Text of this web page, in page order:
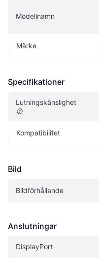
Modellnamn
Märke
Specifikationer
Lutningskänslighet
Kompatibilitet
Bild
Bildförhållande
Anslutningar
DisplayPort